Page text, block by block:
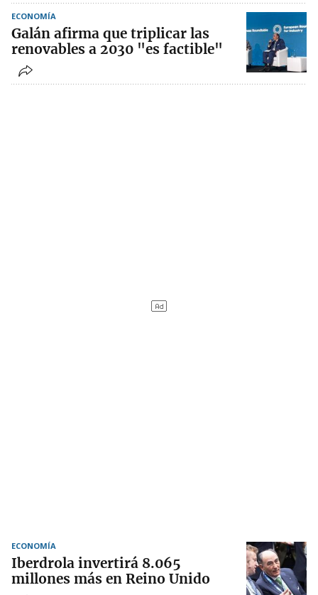
ECONOMÍA
Galán afirma que triplicar las
renovables a 2030 "es factible"
ECONOMÍA
Iberdrola invertirá 8.065
millones más en Reino Unido